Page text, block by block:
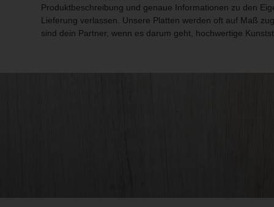
Produktbeschreibung und genaue Informationen zu den
Lieferung verlassen. Unsere Platten werden oft auf Maß
sind dein Partner, wenn es darum geht, hochwertige